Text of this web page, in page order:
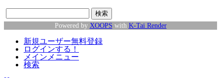
Powered by XOOPS with K-Tai Render
新規ユーザー無料登録
ログインする！
メインメニュー
検索